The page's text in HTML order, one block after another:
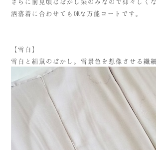
さらに前見頃はぼかし染のみなので仰々しくな
洒落着に合わせてもOKな万能コートです。
【雪白】
雪白と絹鼠のぼかし。雪景色を想像させる繊細